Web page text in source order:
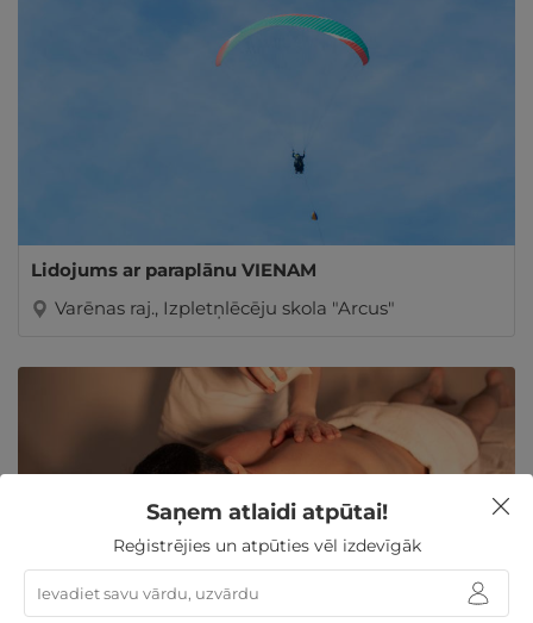
Lidojums ar paraplānu VIENAM
Varēnas raj., Izpletņlēcēju skola "Arcus"
Saņem atlaidi atpūtai!
Reģistrējies un atpūties vēl izdevīgāk